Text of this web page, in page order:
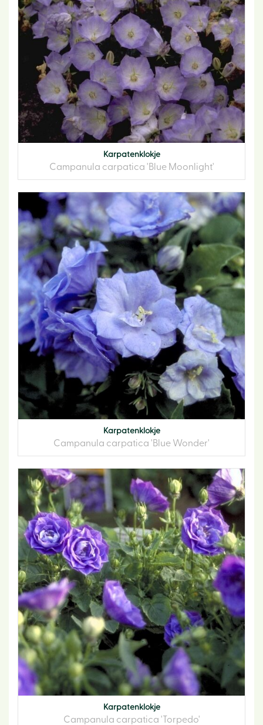
Karpatenklokje
Campanula carpatica 'Blue Moonlight'
Karpatenklokje
Campanula carpatica 'Blue Wonder'
Karpatenklokje
Campanula carpatica 'Torpedo'